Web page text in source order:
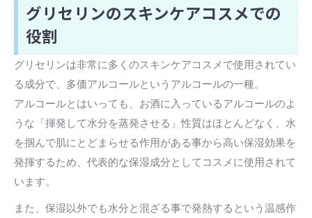
グリセリンのスキンケアコスメでの
役割
グリセリンは非常に多くのスキンケアコスメで使用されてい
る成分で、多価アルコールというアルコールの一種。
アルコールとはいっても、お酒に入っているアルコールのよ
うな「揮発して水分を蒸発させる」性質はほとんどなく、水
を掴んで肌にとどまらせる作用がある事から高い保湿効果を
発揮するため、代表的な保湿成分としてコスメに使用されて
います。
また、保湿以外でも水分と混ざる事で発熱するという温感作